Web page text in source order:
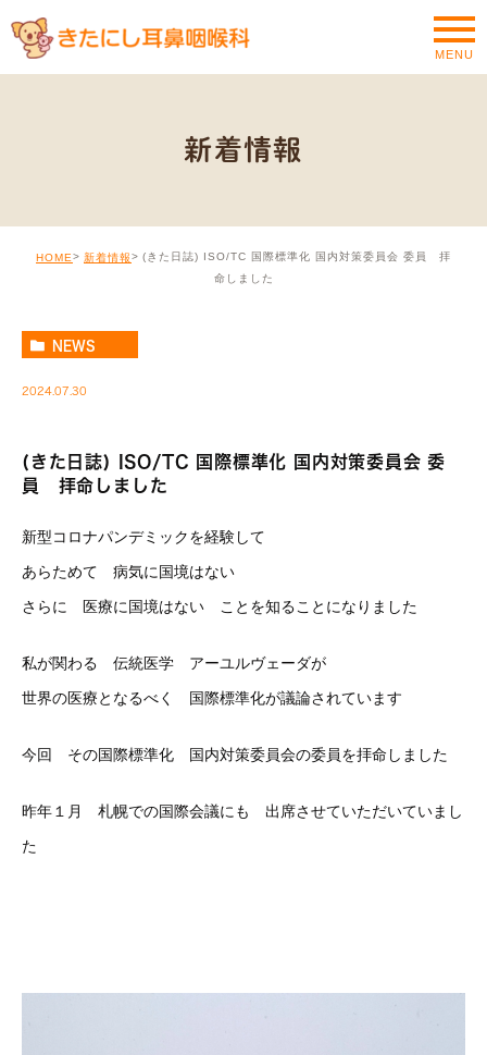
MENU
新着情報
HOME 新着情報
(きた日誌) ISO/TC 国際標準化 国内対策委員会 委員 拝
命しました
NEWS
2024.07.30
(きた日誌) ISO/TC 国際標準化 国内対策委員会 委
員 拝命しました
新型コロナパンデミックを経験して
あらためて 病気に国境はない
さらに 医療に国境はない ことを知ることになりました
私が関わる 伝統医学 アーユルヴェーダが
世界の医療となるべく 国際標準化が議論されています
今回 その国際標準化 国内対策委員会の委員を拝命しました
昨年１月 札幌での国際会議にも 出席させていただいていまし
た